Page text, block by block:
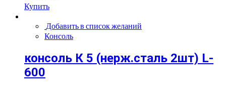
Купить
Добавить в список желаний
Консоль
консоль К 5 (нерж.сталь 2шт) L-
600